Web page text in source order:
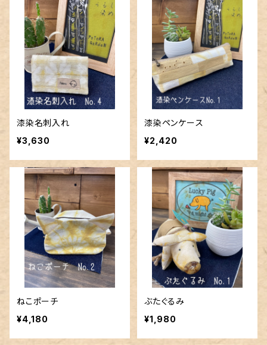
漆染名刺入れ
¥3,630
漆染ペンケース
¥2,420
ねこポーチ
¥4,180
ぶたぐるみ
¥1,980